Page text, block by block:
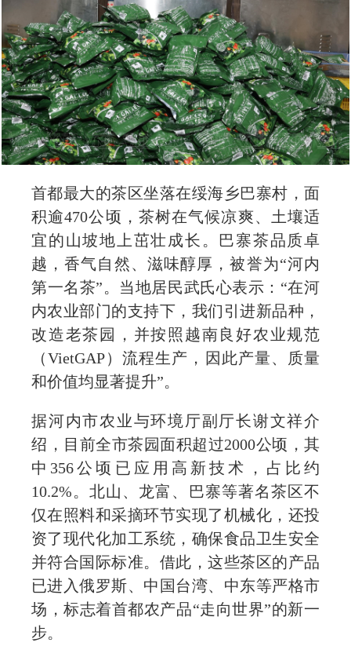
首都最大的茶区坐落在绥海乡巴寨村，面
积逾470公顷，茶树在气候凉爽、土壤适
宜的山坡地上茁壮成长。巴寨茶品质卓
越，香气自然、滋味醇厚，被誉为“河内
第一名茶”。当地居民武氏心表示：“在河
内农业部门的支持下，我们引进新品种，
改造老茶园，并按照越南良好农业规范
（VietGAP）流程生产，因此产量、质量
和价值均显著提升”。
据河内市农业与环境厅副厅长谢文祥介
绍，目前全市茶园面积超过2000公顷，其
中356公顷已应用高新技术，占比约
10.2%。北山、龙富、巴寨等著名茶区不
仅在照料和采摘环节实现了机械化，还投
资了现代化加工系统，确保食品卫生安全
并符合国际标准。借此，这些茶区的产品
已进入俄罗斯、中国台湾、中东等严格市
场，标志着首都农产品“走向世界”的新一
步。